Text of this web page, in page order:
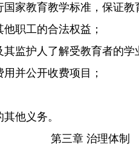
国家教育教学标准，保证
其他职工的合法权益；
其监护人了解受教育者的
并公开收费项目；
义务。
第三章 治理体制